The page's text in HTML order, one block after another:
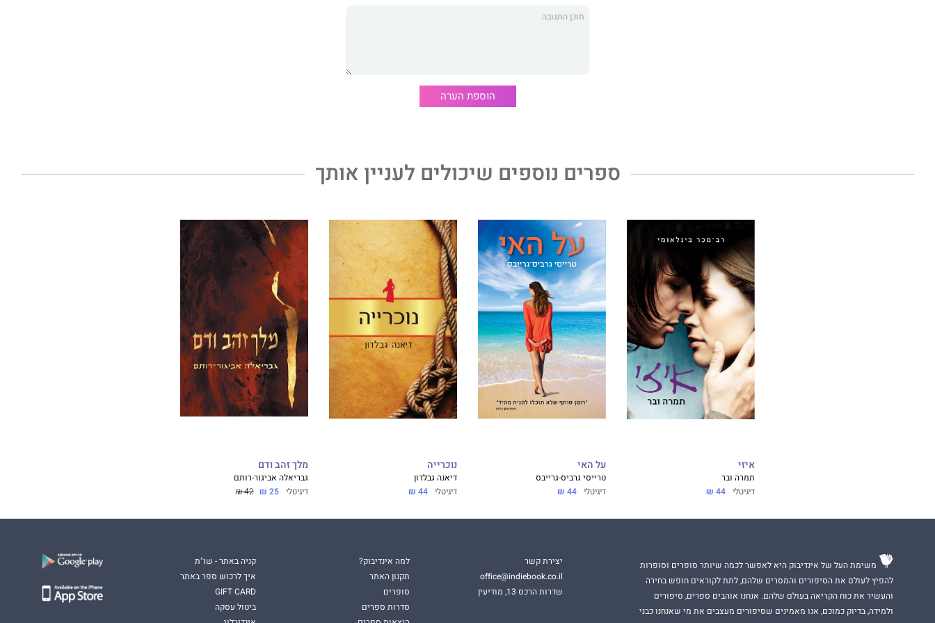
הגיבורות – והוא ממש לא הסיפור כולו.
הוספת הערה
ספרים נוספים שיכולים לעניין אותך
איזי
תמרה ובר
דיגיטלי 44 ₪
על האי
טרייסי גרביס-גרייבס
דיגיטלי 44 ₪
נוכרייה
דיאנה גבלדון
דיגיטלי 44 ₪
מלך זהב ודם
גבריאלה אביגור-רותם
דיגיטלי 25 ₪
42 ₪
משימת העל של אינדיבוק היא לאפשר לכמה שיותר סופרים וסופרות
להפיץ לעולם את הסיפורים והמסרים שלהם, לתת לקוראים חופש בחירה
והעשיר את כוח הקריאה בעולם שלהם. אנחנו אוהבים ספרים, סיפורים
ולמידה, בדיוק כמוכם, אנו מאמינים שסיפורים מעצבים את מי שאנחנו כבני
יצירת קשר
office@indiebook.co.il
שדרות הרכס 13, מודיעין
למה אינדיבוק?
תקנון האתר
סופרים
סדרות ספרים
קניה באתר - שו"ת
איך לרכוש ספר באתר
GIFT CARD
ביטול עסקה